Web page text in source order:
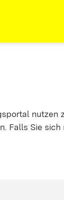
nutzen
Falls Sie sich